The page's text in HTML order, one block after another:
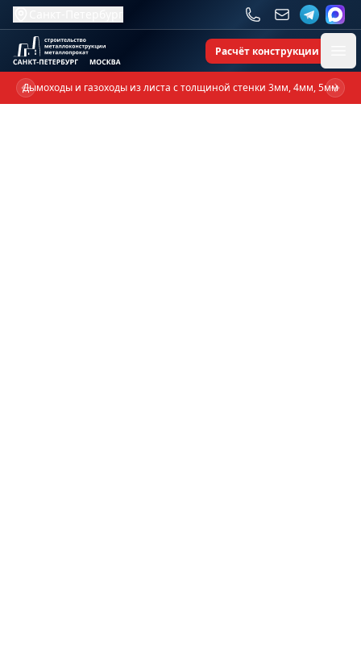
Расчёт конструкции
Дымоходы и газоходы из листа с толщиной стенки 3мм, 4мм, 5мм
Previous slide